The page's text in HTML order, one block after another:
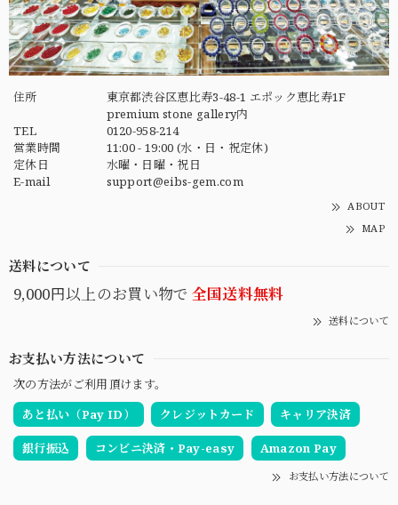
住所
東京都渋谷区恵比寿3-48-1 エポック恵比寿1F
premium stone gallery内
TEL
0120-958-214
営業時間
11:00 - 19:00 (水・日・祝定休)
定休日
水曜・日曜・祝日
E-mail
support@eibs-gem.com
ABOUT
MAP
送料について
9,000円以上のお買い物で 全国送料無料
送料について
お支払い方法について
次の方法がご利用頂けます。
あと払い（Pay ID）
クレジットカード キャリア決済
銀行振込 コンビニ決済・Pay-easy Amazon Pay
お支払い方法について